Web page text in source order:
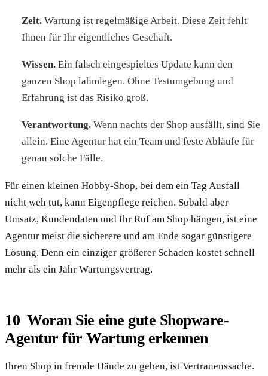
Zeit. Wartung ist regelmäßige Arbeit. Diese Zeit fehlt
Ihnen für Ihr eigentliches Geschäft.
Wissen. Ein falsch eingespieltes Update kann den
ganzen Shop lahmlegen. Ohne Testumgebung und
Erfahrung ist das Risiko groß.
Verantwortung. Wenn nachts der Shop ausfällt, sind Sie
allein. Eine Agentur hat ein Team und feste Abläufe für
genau solche Fälle.
Für einen kleinen Hobby-Shop, bei dem ein Tag Ausfall
nicht weh tut, kann Eigenpflege reichen. Sobald aber
Umsatz, Kundendaten und Ihr Ruf am Shop hängen, ist eine
Agentur meist die sicherere und am Ende sogar günstigere
Lösung. Denn ein einziger größerer Schaden kostet schnell
mehr als ein Jahr Wartungsvertrag.
Woran Sie eine gute Shopware-
Agentur für Wartung erkennen
Ihren Shop in fremde Hände zu geben, ist Vertrauenssache.